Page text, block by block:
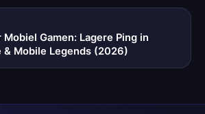
Gamen: Lagere Ping in
& Mobile Legends (2026)